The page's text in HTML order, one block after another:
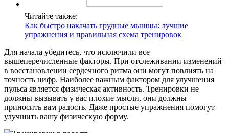
Читайте также:
Как быстро накачать грудные мышцы: лучшие
упражнения и правильная схема тренировок
Для начала убедитесь, что исключили все
вышеперечисленные факторы. При отслеживании изменений
в восстановлении сердечного ритма они могут повлиять на
точность цифр. Наиболее важным фактором для улучшения
пульса является физическая активность. Тренировки не
должны вызывать у вас плохие мысли, они должны
приносить вам радость. Даже простые упражнения помогут
улучшить вашу физическую форму.